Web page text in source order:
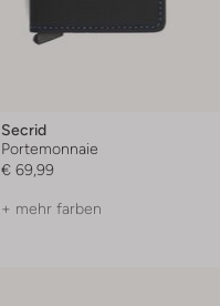
Secrid
Portemonnaie
€ 69,99
+ mehr farben